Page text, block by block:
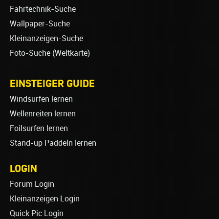
Fahrtechnik-Suche
Wallpaper-Suche
Kleinanzeigen-Suche
Foto-Suche (Weltkarte)
EINSTEIGER GUIDE
Windsurfen lernen
Wellenreiten lernen
Foilsurfen lernen
Stand-up Paddeln lernen
LOGIN
Forum Login
Kleinanzeigen Login
Quick Pic Login